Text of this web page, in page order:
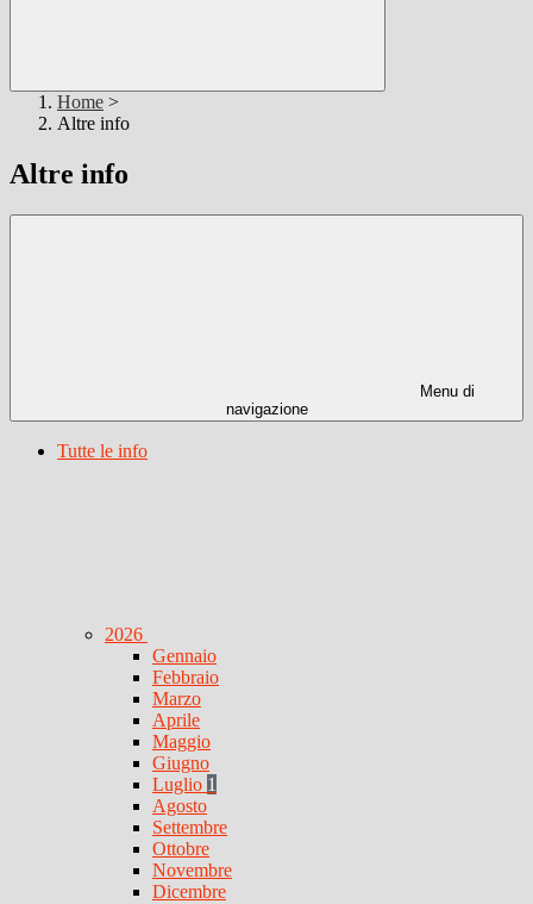
Home >
Altre info
Altre info
Menu di
navigazione
Tutte le info
2026
Gennaio
Febbraio
Marzo
Aprile
Maggio
Giugno
Luglio 1
Agosto
Settembre
Ottobre
Novembre
Dicembre